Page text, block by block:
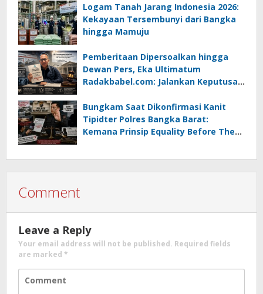
Logam Tanah Jarang Indonesia 2026:
Kekayaan Tersembunyi dari Bangka
hingga Mamuju
Pemberitaan Dipersoalkan hingga
Dewan Pers, Eka Ultimatum
Radakbabel.com: Jalankan Keputusan
Bungkam Saat Dikonfirmasi Kanit
Tipidter Polres Bangka Barat:
Kemana Prinsip Equality Before The
Comment
Leave a Reply
Your email address will not be published. Required fields
are marked *